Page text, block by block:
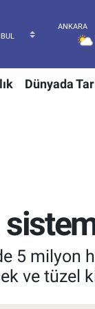
Dünyada
5 milyon
ve